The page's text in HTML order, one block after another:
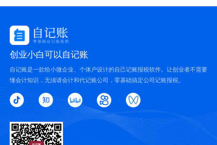
创业小白可以自记账
自记账是一款给小微企业、个体户设计的自己记账报税软件。让创业者不需要
懂会计知识，无须请会计和代记账公司，零基础搞定公司记账报税。